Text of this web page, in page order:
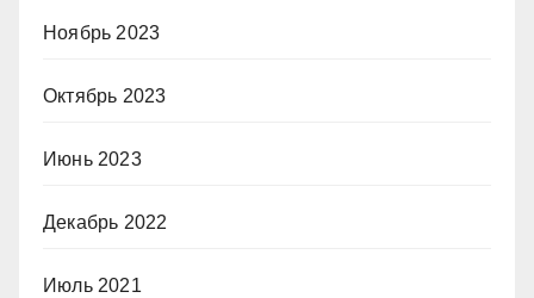
Ноябрь 2023
Октябрь 2023
Июнь 2023
Декабрь 2022
Июль 2021